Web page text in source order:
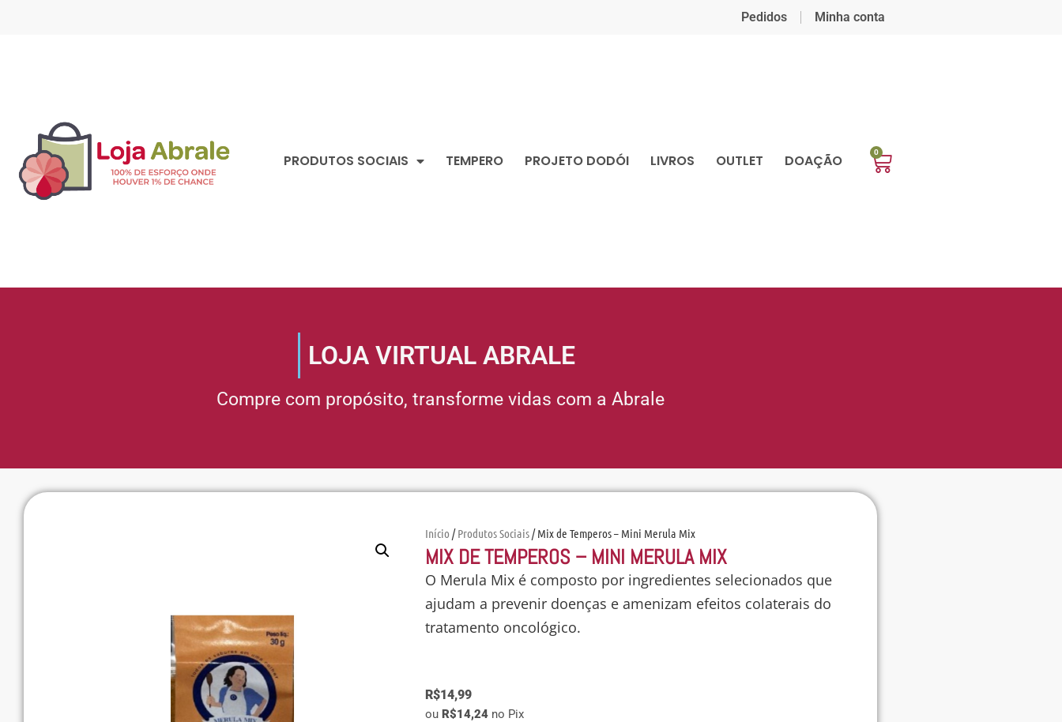
Pedidos Minha conta
PRODUTOS SOCIAIS TEMPERO PROJETO DODÓI LIVROS OUTLET DOAÇÃO 0
LOJA VIRTUAL ABRALE
Compre com propósito, transforme vidas com a Abrale
Início /Produtos Sociais/ Mix de Temperos – Mini Merula Mix
MIX DE TEMPEROS – MINI MERULA MIX
O Merula Mixé composto por ingredientes selecionados que
ajudam a prevenir doenças e amenizam efeitos colaterais do
tratamento oncológico.
R$14,99
ou R$14,24no Pix